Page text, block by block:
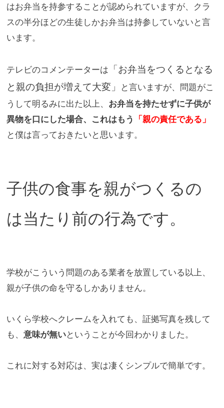
はお弁当を持参することが認められていますが、クラ
スの半分ほどの生徒しかお弁当は持参していないと言
います。
テレビのコメンテーターは 「お弁当をつくるとなる
と親の負担が増えて大変」
と言いますが、問題がこ
うして明るみに出た以上、 お弁当を持たせずに子供が
異物を口にした場合、これはもう
「親の責任である」
と僕は言っておきたいと思います。
子供の食事を親がつくるの
は当たり前の行為です。
学校がこういう問題のある業者を放置している以上、
親が子供の命を守るしかありません。
いくら学校へクレームを入れても、証拠写真を残して
も、 意味が無いということが今回わかりました。
これに対する対応は、実は凄くシンプルで簡単です。